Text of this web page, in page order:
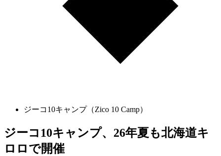
ジーコ10キャンプ（Zico 10 Camp）
ジーコ10キャンプ、26年夏も北海道キ
ロロで開催